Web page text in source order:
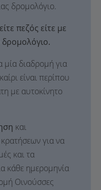
δρομολόγιο.
πεζός είτε με
μία διαδρομή για
είναι περίπου
με αυτοκίνητο
και
για να
και τα
κάθε ημερομηνία
Οινούσσες